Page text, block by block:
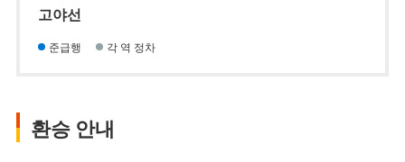
고야선
준급행 각 역 정차
환승 안내